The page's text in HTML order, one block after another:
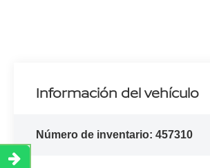
Información del vehículo
Número de inventario:457310